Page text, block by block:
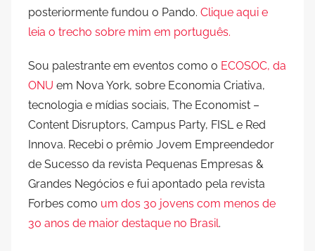
posteriormente fundou o Pando. Clique aqui e
leia o trecho sobre mim em português.
Sou palestrante em eventos como o ECOSOC, da
ONU em Nova York, sobre Economia Criativa,
tecnologia e mídias sociais, The Economist –
Content Disruptors, Campus Party, FISL e Red
Innova. Recebi o prêmio Jovem Empreendedor
de Sucesso da revista Pequenas Empresas &
Grandes Negócios e fui apontado pela revista
Forbes como um dos 30 jovens com menos de
30 anos de maior destaque no Brasil.